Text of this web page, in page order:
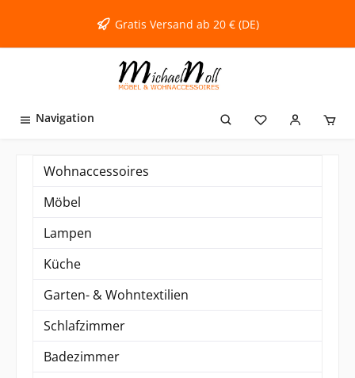
Gratis Versand ab 20 € (DE)
Navigation
Wohnaccessoires
Möbel
Lampen
Küche
Garten- & Wohntextilien
Schlafzimmer
Badezimmer